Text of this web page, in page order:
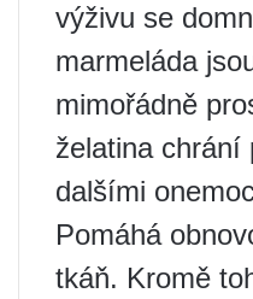
výživu se
marmeláda
mimořádně
želatina chrání
dalšími
Pomáhá
tkáň. Kromě